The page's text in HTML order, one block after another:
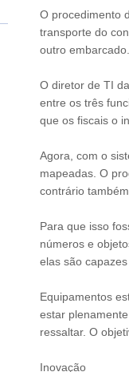
O procedimento
transporte do
outro
O diretor de TI
entre os três
que os fiscais o
Agora, com o
mapeadas. O
contrário
Para que isso
números e
elas são
Equipamentos
estar
ressaltar. O
Inovação